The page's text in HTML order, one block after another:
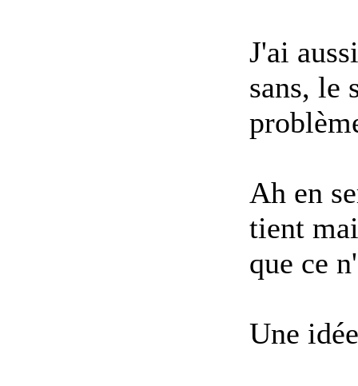
J'ai
sans, le
Ah en
tient
que ce
Une